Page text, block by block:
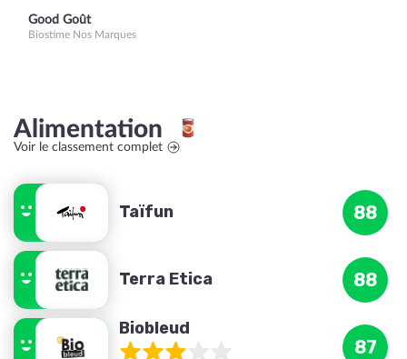
Good Goût
Biostime Nos Marques
Alimentation
Voir le classement complet
Taïfun 88
Terra Etica 88
Biobleud
87